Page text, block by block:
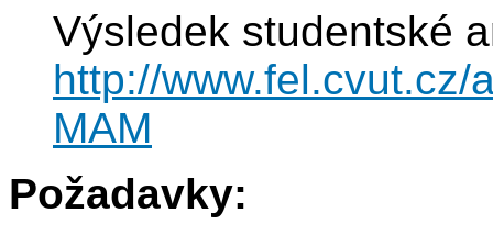
Výsledek studentské
http://www.fel.cvut.cz/
MAM
Požadavky: